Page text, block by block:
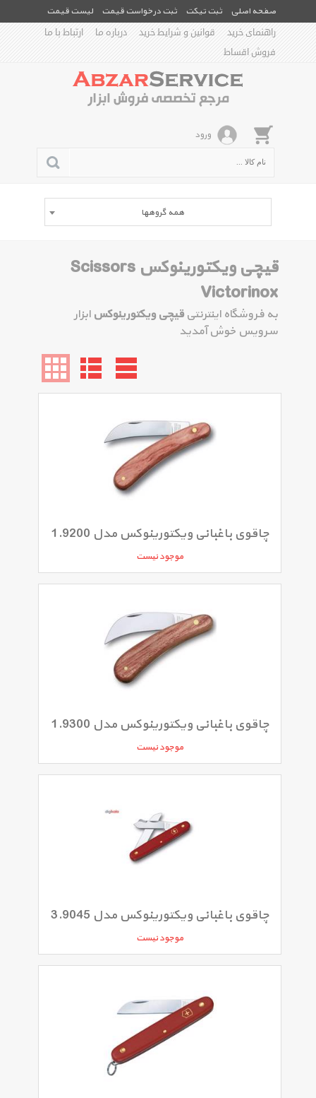
صفحه اصلی ثبت تیکت ثبت درخواست قیمت
لیست قیمت
راهنمای خرید
قوانین و شرایط خرید درباره ما
ارتباط با ما
فروش اقساط
ورود
همه گروهها
قیچی‌ ویکتورینوکس Scissors
Victorinox
به فروشگاه اینترنتی قیچی‌ ویکتورینوکس ابزار
سرویس خوش آمدید
چاقوی باغبانی ویکتورینوکس مدل 1.9200
موجود نیست
چاقوی باغبانی ویکتورینوکس مدل 1.9300
موجود نیست
چاقوی باغبانی ویکتورینوکس مدل 3.9045
موجود نیست